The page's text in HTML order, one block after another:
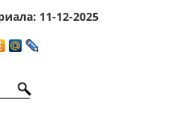
11-12-2025